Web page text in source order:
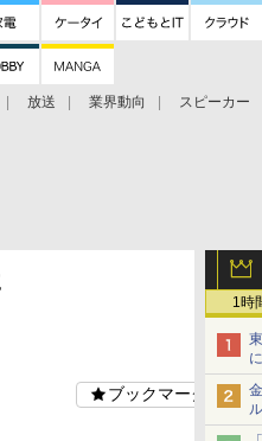
放送 業界動向 スピーカー
1時
ブックマーク